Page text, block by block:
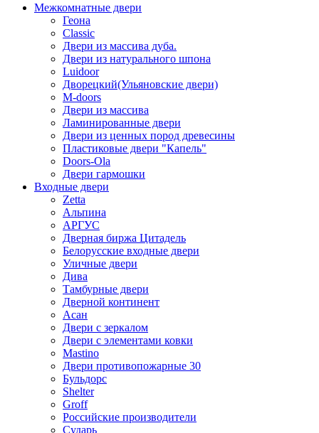
Межкомнатные двери
Геона
Classic
Двери из массива дуба.
Двери из натурального шпона
Luidoor
Дворецкий(Ульяновские двери)
M-doors
Двери из массива
Ламинированные двери
Двери из ценных пород древесины
Пластиковые двери "Капель"
Doors-Ola
Двери гармошки
Входные двери
Zetta
Альпина
АРГУС
Дверная биржа Цитадель
Белорусские входные двери
Уличные двери
Дива
Тамбурные двери
Дверной континент
Асан
Двери с зеркалом
Двери с элементами ковки
Mastino
Двери противопожарные 30
Бульдорс
Shelter
Groff
Российские производители
Сударь